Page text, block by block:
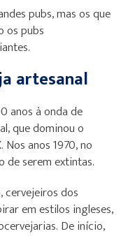
pubs, mas os que
os pubs
artesanal
anos à onda de
que dominou o
anos 1970, no
de serem extintas.
cervejeiros dos
em estilos ingleses,
De início,